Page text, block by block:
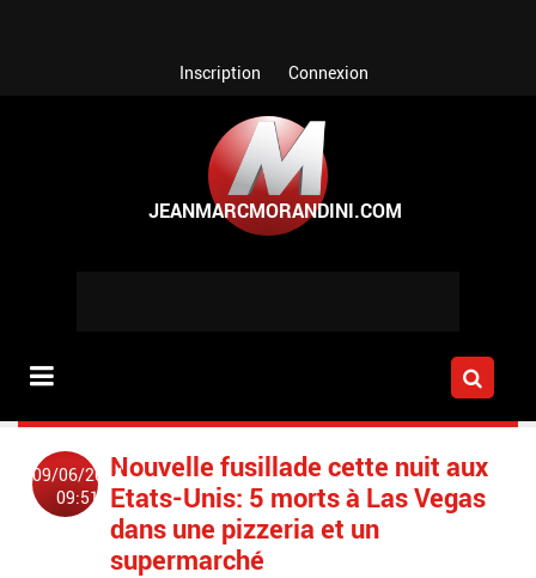
Inscription Connexion
09/06/2014
09:51
Nouvelle fusillade cette nuit aux
Etats-Unis: 5 morts à Las Vegas
dans une pizzeria et un
supermarché